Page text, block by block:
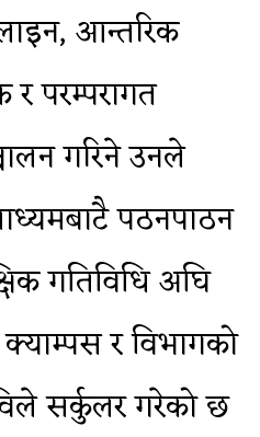
आन्तरिक
परम्परागत
गरिने उनले
पठनपाठन
गतिविधि अघि
क्याम्पस र विभागको
सर्कुलर गरेको छ